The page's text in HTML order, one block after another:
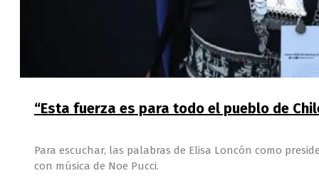
“Esta fuerza es para todo el pueblo de
Para escuchar, las palabras de Elisa Loncón como
con música de Noe Pucci.